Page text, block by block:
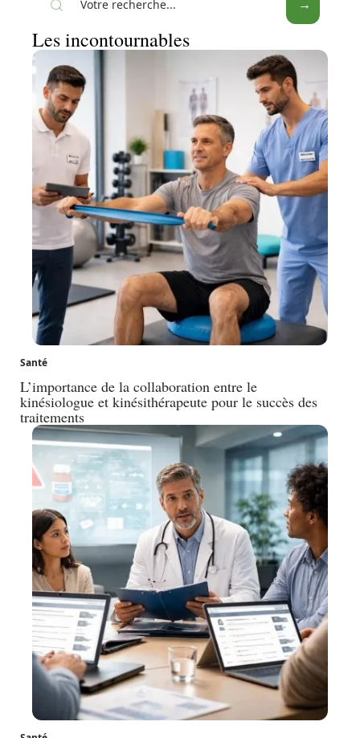
Les incontournables
Santé
L’importance de la collaboration entre le
kinésiologue et kinésithérapeute pour le succès des
traitements